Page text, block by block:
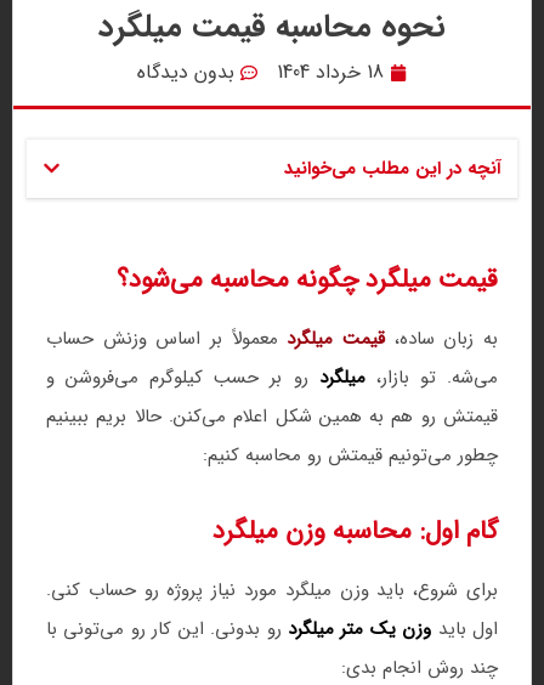
نحوه محاسبه قیمت میلگرد
18 خرداد 1404 بدون دیدگاه
آنچه در این مطلب می‌خوانید
قیمت میلگرد چگونه محاسبه می‌شود؟
به زبان ساده،قیمت میلگرد معمولاً بر اساس وزنش حساب
می‌شه. تو بازار،میلگرد رو بر حسب کیلوگرم می‌فروشن و
قیمتش رو هم به همین شکل اعلام می‌کنن. حالا بریم ببینیم
چطور می‌تونیم قیمتش رو محاسبه کنیم:
گام اول: محاسبه وزن میلگرد
برای شروع، باید وزن میلگرد مورد نیاز پروژه رو حساب کنی.
اول باید وزن یک متر میلگرد رو بدونی. این کار رو می‌تونی با
چند روش انجام بدی: